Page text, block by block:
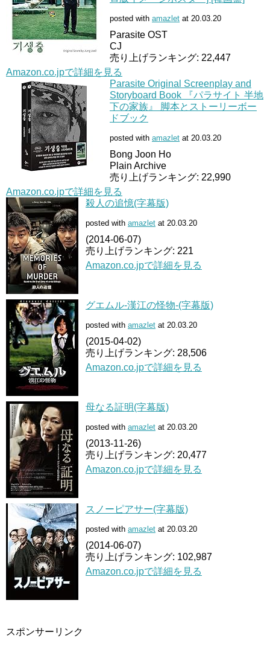
posted with amazlet at 20.03.20
Parasite OST
CJ
売り上げランキング: 22,447
Amazon.co.jpで詳細を見る
Parasite Original Screenplay and
Storyboard Book 『パラサイト 半地
下の家族』 脚本とストーリーボー
ドブック
posted with amazlet at 20.03.20
Bong Joon Ho
Plain Archive
売り上げランキング: 22,990
Amazon.co.jpで詳細を見る
殺人の追憶(字幕版)
posted with amazlet at 20.03.20
(2014-06-07)
売り上げランキング: 221
Amazon.co.jpで詳細を見る
グエムル-漢江の怪物-(字幕版)
posted with amazlet at 20.03.20
(2015-04-02)
売り上げランキング: 28,506
Amazon.co.jpで詳細を見る
母なる証明(字幕版)
posted with amazlet at 20.03.20
(2013-11-26)
売り上げランキング: 20,477
Amazon.co.jpで詳細を見る
スノーピアサー(字幕版)
posted with amazlet at 20.03.20
(2014-06-07)
売り上げランキング: 102,987
Amazon.co.jpで詳細を見る
スポンサーリンク